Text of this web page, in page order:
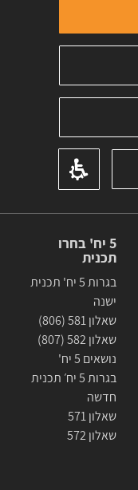
5 יח' בחרו
תכנית
בגרות 5 יח' תכנית
ישנה
שאלון 581 (806)
שאלון 582 (807)
נושאים 5 יח'
בגרות 5 יח׳ תכנית
חדשה
שאלון 571
שאלון 572